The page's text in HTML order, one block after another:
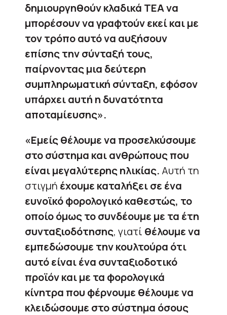
δημιουργηθούν κλαδικά ΤΕΑ να
μπορέσουν να γραφτούν εκεί και με
τον τρόπο αυτό να αυξήσουν
επίσης την σύνταξή τους,
παίρνοντας μια δεύτερη
συμπληρωματική σύνταξη, εφόσον
υπάρχει αυτή η δυνατότητα
αποταμίευσης».
«Εμείς θέλουμε να προσελκύσουμε
στο σύστημα και ανθρώπους που
είναι μεγαλύτερης ηλικίας. Αυτή τη
στιγμή έχουμε καταλήξει σε ένα
ευνοϊκό φορολογικό καθεστώς, το
οποίο όμως το συνδέουμε με τα έτη
συνταξιοδότησης, γιατί θέλουμε να
εμπεδώσουμε την κουλτούρα ότι
αυτό είναι ένα συνταξιοδοτικό
προϊόν και με τα φορολογικά
κίνητρα που φέρνουμε θέλουμε να
κλειδώσουμε στο σύστημα όσους